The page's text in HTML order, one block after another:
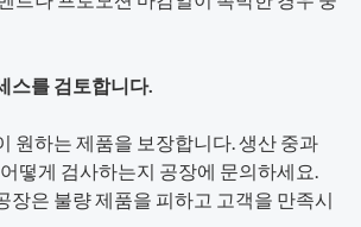
스를 검토합니다.
원하는 제품을 보장합니다. 생산 중과
떻게 검사하는지 공장에 문의하세요.
장은 불량 제품을 피하고 고객을 만족시